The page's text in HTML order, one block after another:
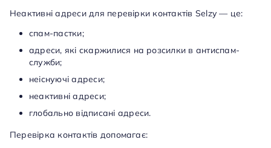
Неактивні адреси для перевірки контактів Selzy — це:
спам-пастки;
адреси, які скаржилися на розсилки в антиспам-
служби;
неіснуючі адреси;
неактивні адреси;
глобально відписані адреси.
Перевірка контактів допомагає: